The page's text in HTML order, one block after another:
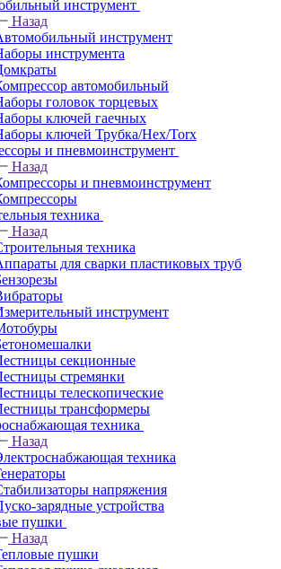
инструмент
Назад
инструмент
инструмента
автомобильный
головок торцевых
ключей гаечных
ключей Трубка/Hex/Torx
и пневмоинструмент
Назад
и пневмоинструмент
техника
Назад
техника
для сварки пластиковых труб
инструмент
секционные
стремянки
телескопические
трансформеры
техника
Назад
техника
напряжения
зарядные устройства
пушки
Назад
пушки